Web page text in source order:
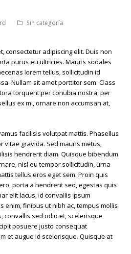
Sin categoría
consectetur adipiscing elit. Duis non
purus eu ultricies. Mauris sodales
lorem tellus, sollicitudin id
Nullam sit amet porttitor sem. Class
torquent per conubia nostra, per
ex mi, ornare non accumsan at,
facilisis volutpat mattis. Phasellus
vitae gravida. Sed mauris metus,
hendrerit diam. Quisque bibendum
nisl eu tempor sollicitudin, urna
tellus eros eget sem. Proin quis
porta a hendrerit sed, egestas quis
elit lacus, id convallis ipsum
enim, finibus ut nibh ac, tempus mollis
convallis sed odio et, scelerisque
posuere justo consequat
et augue id scelerisque. Quisque at